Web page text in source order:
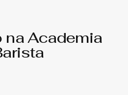
na Academia